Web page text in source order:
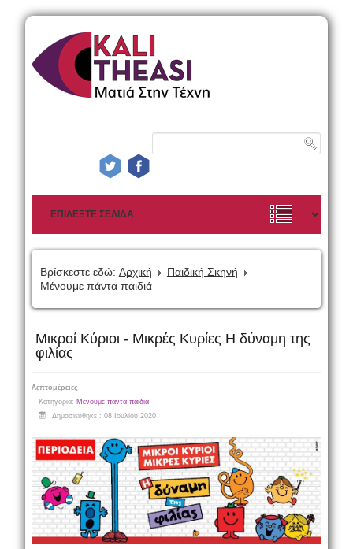
Βρίσκεστε εδώ: Αρχική
Παιδική Σκηνή
Μένουμε πάντα παιδιά
Μικροί Κύριοι - Μικρές Κυρίες Η δύναμη της
φιλίας
Λεπτομέρειες
Κατηγορία: Μένουμε πάντα παιδιά
Δημοσιεύθηκε : 08 Ιουλίου 2020